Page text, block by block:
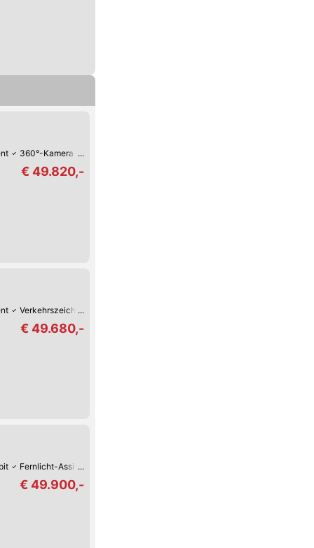
360°-Kamera
€ 49.820,-
Verkehrszeichen-Erkennung
€ 49.680,-
Fernlicht-Assistent
€ 49.900,-